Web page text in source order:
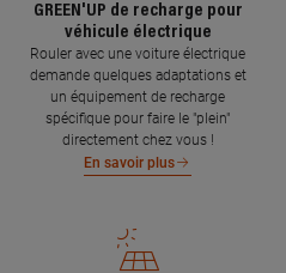
GREEN'UP de recharge pour
véhicule électrique
Rouler avec une voiture électrique
demande quelques adaptations et
un équipement de recharge
spécifique pour faire le "plein"
directement chez vous !
En savoir plus